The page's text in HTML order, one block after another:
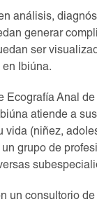
análisis,
generar
ser
Ibiúna.
Ecografía Anal
atiende a
vida (niñez,
grupo de
un consultorio